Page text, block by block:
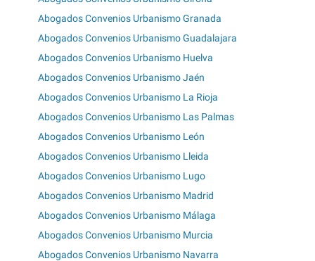
Abogados Convenios Urbanismo Granada
Abogados Convenios Urbanismo Guadalajara
Abogados Convenios Urbanismo Huelva
Abogados Convenios Urbanismo Jaén
Abogados Convenios Urbanismo La Rioja
Abogados Convenios Urbanismo Las Palmas
Abogados Convenios Urbanismo León
Abogados Convenios Urbanismo Lleida
Abogados Convenios Urbanismo Lugo
Abogados Convenios Urbanismo Madrid
Abogados Convenios Urbanismo Málaga
Abogados Convenios Urbanismo Murcia
Abogados Convenios Urbanismo Navarra